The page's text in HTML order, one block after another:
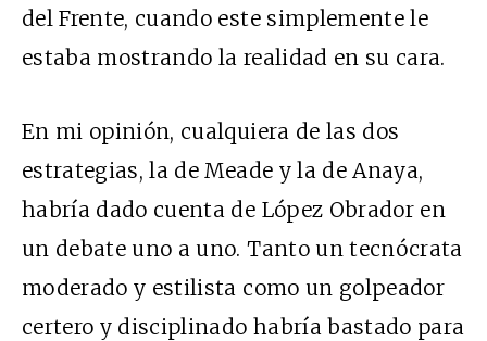
del Frente, cuando este simplemente le
estaba mostrando la realidad en su cara.
En mi opinión, cualquiera de las dos
estrategias, la de Meade y la de Anaya,
habría dado cuenta de López Obrador en
un debate uno a uno. Tanto un tecnócrata
moderado y estilista como un golpeador
certero y disciplinado habría bastado para